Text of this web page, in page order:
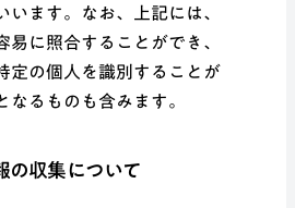
います。なお、上記には、
易に照合することができ、
定の個人を識別することが
なるものも含みます。
の収集について